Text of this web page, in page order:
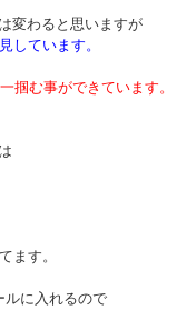
変わると思いますが
しています。
掴む事ができています。
ます。
ルに入れるので